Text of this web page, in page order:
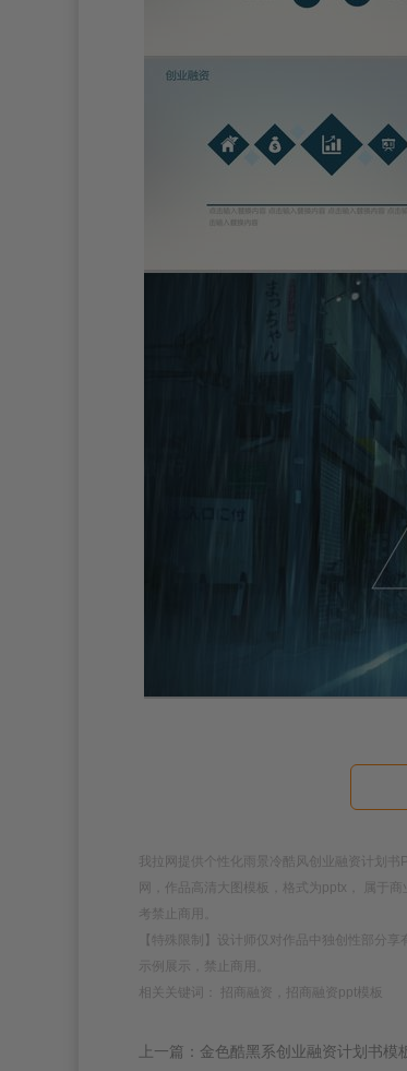
我拉网提供个性化雨景冷酷风创业融资计划
网，作品高清大图模板，格式为pptx， 属于
考禁止商用。
【特殊限制】设计师仅对作品中独创性部分
示例展示，禁止商用。
相关关键词： 招商融资，招商融资ppt模板
上一篇：金色酷黑系创业融资计划书模